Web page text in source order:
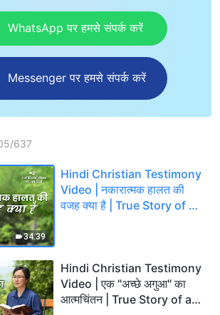
WhatsApp पर हमसे संपर्क करें
Messenger पर हमसे संपर्क करें
/637
34:39
Hindi Christian Testimony
Video | नकारात्मक हालत की
वजह क्या है | True Story of a
Hindi Christian Testimony
Video | एक "अच्छे अगुआ" का
आत्मचिंतन | True Story of a